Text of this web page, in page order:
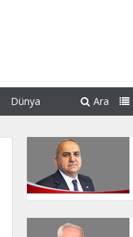
Dünya Ara